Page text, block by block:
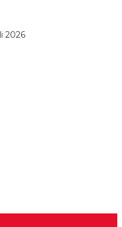
2026